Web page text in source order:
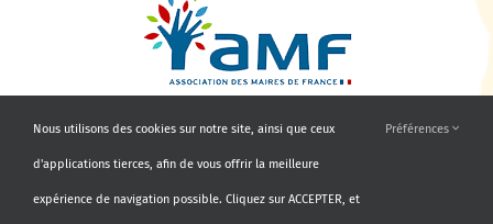
Nous utilisons des cookies sur notre site, ainsi que ceux
d'applications tierces, afin de vous offrir la meilleure
expérience de navigation possible. Cliquez sur ACCEPTER, et
Préférences